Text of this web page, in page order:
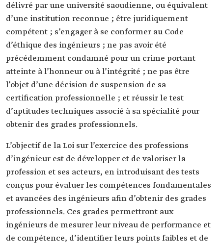
délivré par une université saoudienne, ou équivalent
d’une institution reconnue ; être juridiquement
compétent ; s’engager à se conformer au Code
d’éthique des ingénieurs ; ne pas avoir été
précédemment condamné pour un crime portant
atteinte à l’honneur ou à l’intégrité ; ne pas être
l’objet d’une décision de suspension de sa
certification professionnelle ; et réussir le test
d’aptitudes techniques associé à sa spécialité pour
obtenir des grades professionnels.
L’objectif de la Loi sur l’exercice des professions
d’ingénieur est de développer et de valoriser la
profession et ses acteurs, en introduisant des tests
conçus pour évaluer les compétences fondamentales
et avancées des ingénieurs afin d’obtenir des grades
professionnels. Ces grades permettront aux
ingénieurs de mesurer leur niveau de performance et
de compétence, d’identifier leurs points faibles et de